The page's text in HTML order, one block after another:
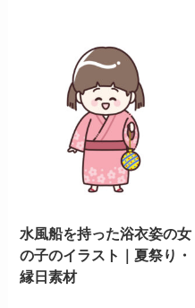
水風船を持った浴衣姿の女
の子のイラスト｜夏祭り・
縁日素材